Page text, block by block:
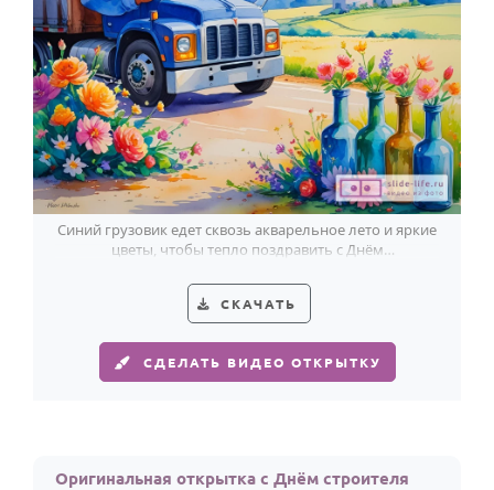
Синий грузовик едет сквозь акварельное лето и яркие
цветы, чтобы тепло поздравить с Днём
СКАЧАТЬ
СДЕЛАТЬ ВИДЕО ОТКРЫТКУ
Оригинальная открытка с Днём строителя